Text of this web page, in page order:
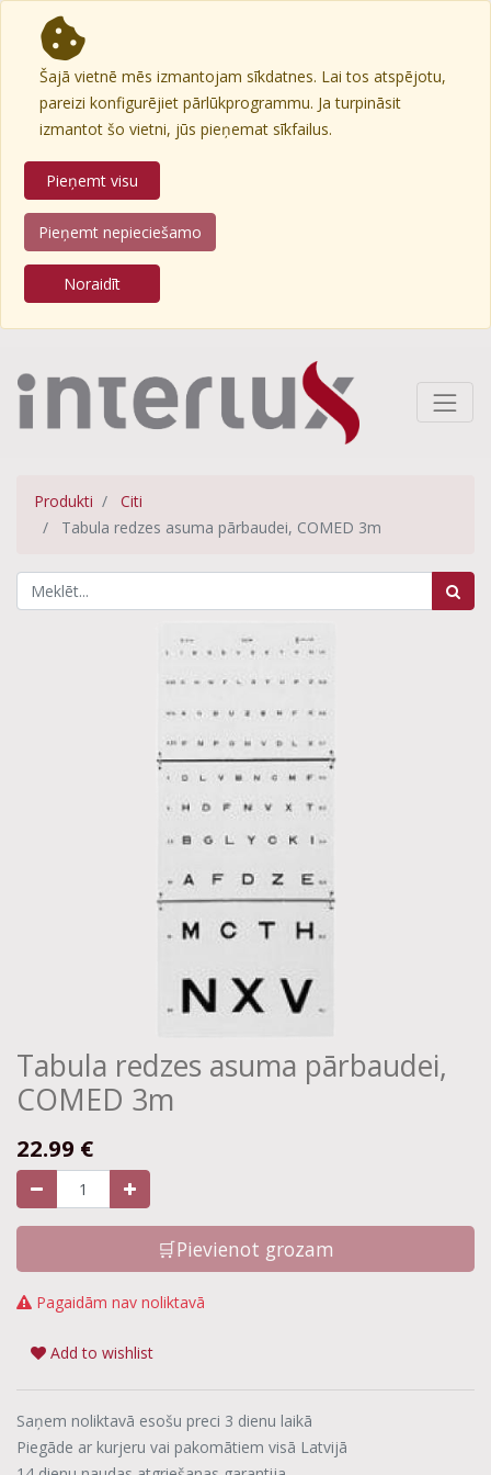
Šajā vietnē mēs izmantojam sīkdatnes. Lai tos atspējotu,
pareizi konfigurējiet pārlūkprogrammu. Ja turpināsit
izmantot šo vietni, jūs pieņemat sīkfailus.
Pieņemt visu
Pieņemt nepieciešamo
Noraidīt
Produkti
Citi
Tabula redzes asuma pārbaudei, COMED 3m
Tabula redzes asuma pārbaudei,
COMED 3m
22.99 €
🛒Pievienot grozam
Pagaidām nav noliktavā
Add to wishlist
Saņem noliktavā esošu preci 3 dienu laikā
Piegāde ar kurjeru vai pakomātiem visā Latvijā